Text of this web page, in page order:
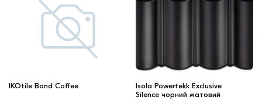
IKOtile Bond Coffee
Isola Powertekk Exclusive
Silence чорний матовий